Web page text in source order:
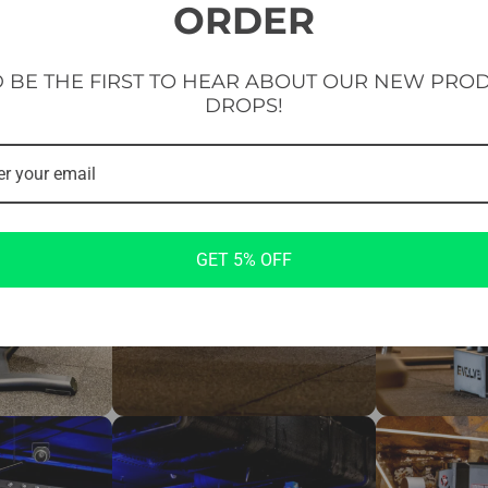
ORDER
BE THE FIRST TO HEAR ABOUT OUR NEW
DROPS!
GET 5% OFF